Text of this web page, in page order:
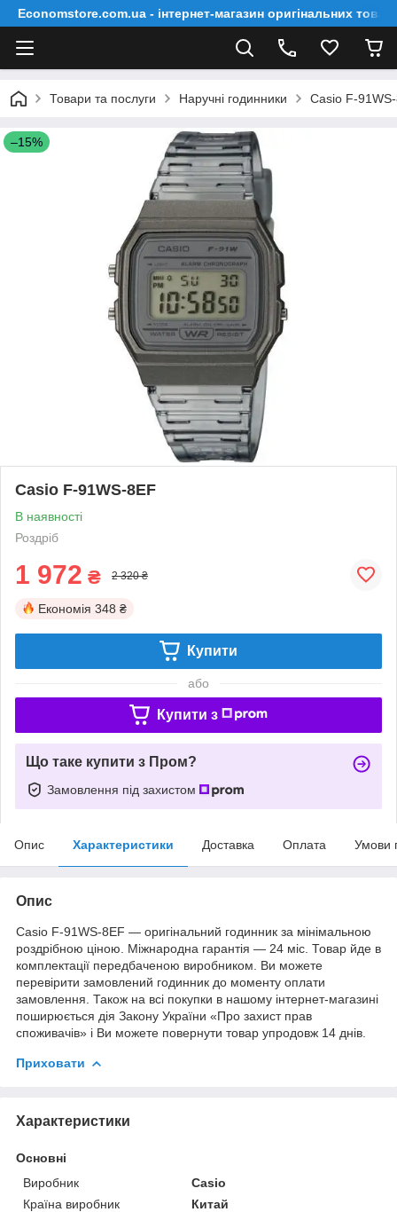
Economstore.com.ua - інтернет-магазин оригінальних
Товари та послуги Наручні годинники Casio F-
–15%
Casio F-91WS-8EF
В наявності
Роздріб
1 972 ₴ 2 320 ₴
Економія 348 ₴
Купити
або
Купити з
Що таке купити з Пром?
Замовлення під захистом
Опис Характеристики Доставка Оплата Умови
Опис
Casio F-91WS-8EF — оригінальний годинник за мінімальною
роздрібною ціною. Міжнародна гарантія — 24 міс. Товар йде в
комплектації передбаченою виробником. Ви можете
перевірити замовлений годинник до моменту оплати
замовлення. Також на всі покупки в нашому інтернет-магазині
поширюється дія Закону України «Про захист прав
споживачів» і Ви можете повернути товар упродовж 14 днів.
Приховати
Характеристики
Основні
Виробник
Casio
Країна виробник
Китай